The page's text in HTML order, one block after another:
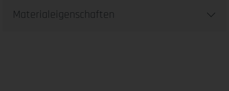
Materialeigenschaften